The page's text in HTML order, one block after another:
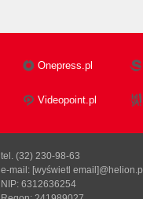
Onepress.pl
Videopoint.pl
tel. (32) 230-98-63
e-mail: [wyświetl email]@helion.pl
NIP: 6312636254